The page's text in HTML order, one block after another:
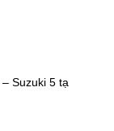
Suzuki 5 tạ